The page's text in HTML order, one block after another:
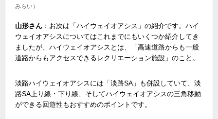
みらい）
山形さん ：お次は「ハイウェイオアシス」の紹介です。ハイ
ウェイオアシスについてはこれまでにもいくつか紹介してき
ましたが、ハイウェイオアシスとは、「高速道路からも一般
道路からもアクセスできるレクリエーション施設」のこと。
淡路ハイウェイオアシスには「淡路SA 」も併設していて、淡
路SA 上り線・下り線、そしてハイウェイオアシスの三角移動
ができる回遊性もおすすめのポイントです。